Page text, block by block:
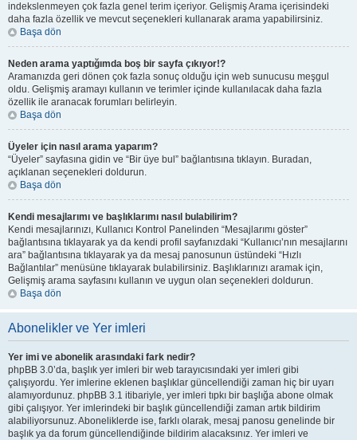
indekslenmeyen çok fazla genel terim içeriyor. Gelişmiş Arama içerisindeki
daha fazla özellik ve mevcut seçenekleri kullanarak arama yapabilirsiniz.
Başa dön
Neden arama yaptığımda boş bir sayfa çıkıyor!?
Aramanızda geri dönen çok fazla sonuç olduğu için web sunucusu meşgul
oldu. Gelişmiş aramayı kullanın ve terimler içinde kullanılacak daha fazla
özellik ile aranacak forumları belirleyin.
Başa dön
Üyeler için nasıl arama yaparım?
“Üyeler” sayfasına gidin ve “Bir üye bul” bağlantısına tıklayın. Buradan,
açıklanan seçenekleri doldurun.
Başa dön
Kendi mesajlarımı ve başlıklarımı nasıl bulabilirim?
Kendi mesajlarınızı, Kullanıcı Kontrol Panelinden “Mesajlarımı göster”
bağlantısına tıklayarak ya da kendi profil sayfanızdaki “Kullanıcı’nın mesajlarını
ara” bağlantısına tıklayarak ya da mesaj panosunun üstündeki “Hızlı
Bağlantılar” menüsüne tıklayarak bulabilirsiniz. Başlıklarınızı aramak için,
Gelişmiş arama sayfasını kullanın ve uygun olan seçenekleri doldurun.
Başa dön
Abonelikler ve Yer imleri
Yer imi ve abonelik arasındaki fark nedir?
phpBB 3.0’da, başlık yer imleri bir web tarayıcısındaki yer imleri gibi
çalışıyordu. Yer imlerine eklenen başlıklar güncellendiği zaman hiç bir uyarı
alamıyordunuz. phpBB 3.1 itibariyle, yer imleri tıpkı bir başlığa abone olmak
gibi çalışıyor. Yer imlerindeki bir başlık güncellendiği zaman artık bildirim
alabiliyorsunuz. Aboneliklerde ise, farklı olarak, mesaj panosu genelinde bir
başlık ya da forum güncellendiğinde bildirim alacaksınız. Yer imleri ve